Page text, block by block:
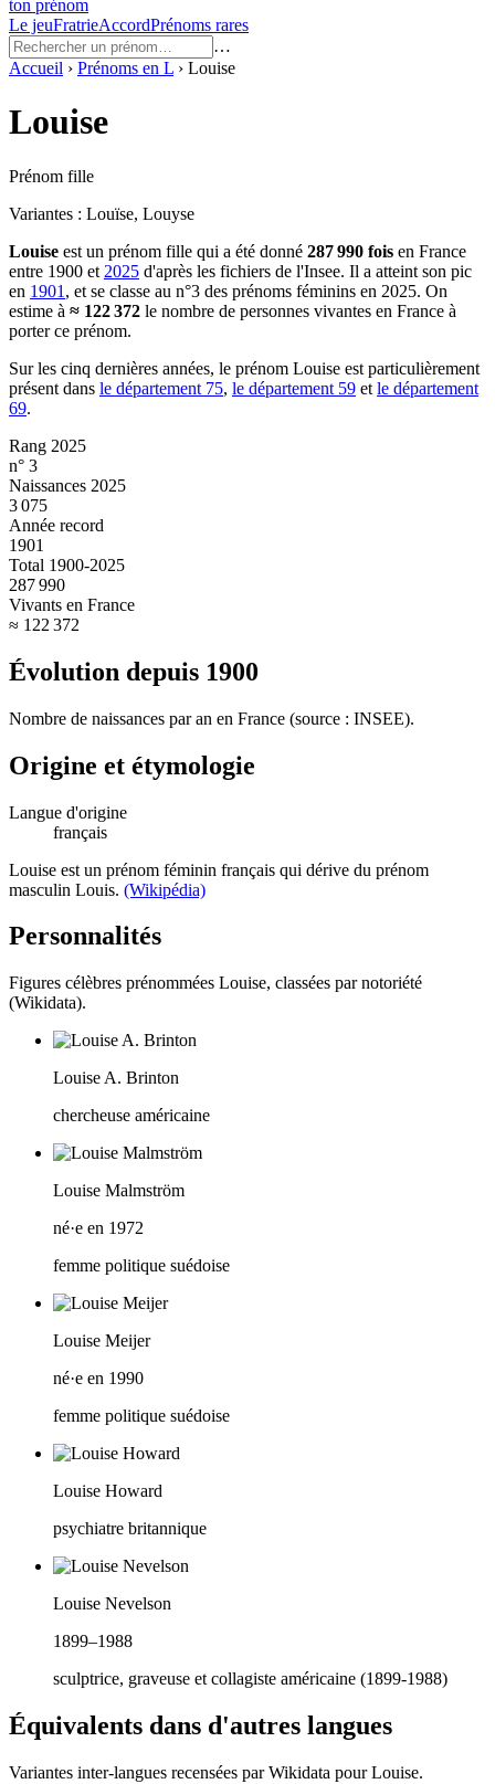
ton prénom
Le jeuFratrieAccordPrénoms rares
…
Accueil › Prénoms en L › Louise
Louise
Prénom fille
Variantes : Louïse, Louyse
Louise est un prénom fille qui a été donné 287 990 fois en France
entre 1900 et 2025 d'après les fichiers de l'Insee. Il a atteint son pic
en 1901 , et se classe au n°3 des prénoms féminins en 2025. On
estime à ≈ 122 372 le nombre de personnes vivantes en France à
porter ce prénom.
Sur les cinq dernières années, le prénom Louise est particulièrement
présent dans le département 75, le département 59 et le département
69.
Rang 2025
n° 3
Naissances 2025
3 075
Année record
1901
Total 1900-2025
287 990
Vivants en France
≈ 122 372
Évolution depuis 1900
Nombre de naissances par an en France (source : INSEE).
Origine et étymologie
Langue d'origine
français
Louise est un prénom féminin français qui dérive du prénom
masculin Louis. (Wikipédia)
Personnalités
Figures célèbres prénommées Louise, classées par notoriété
(Wikidata).
Louise A. Brinton
chercheuse américaine
Louise Malmström
né·e en 1972
femme politique suédoise
Louise Meijer
né·e en 1990
femme politique suédoise
Louise Howard
psychiatre britannique
Louise Nevelson
1899–1988
sculptrice, graveuse et collagiste américaine (1899-1988)
Équivalents dans d'autres langues
Variantes inter-langues recensées par Wikidata pourLouise.